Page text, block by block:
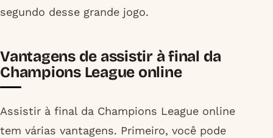
segundo desse grande jogo.
Vantagens de assistir à final da
Champions League online
Assistir à final da Champions League online
tem várias vantagens. Primeiro, você pode